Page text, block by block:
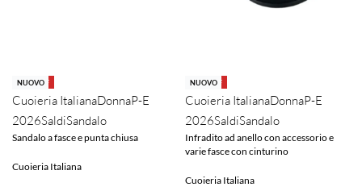
-40% OFF
NUOVO
Cuoieria ItalianaDonnaP-E
2026SaldiSandalo
Sandalo a fasce e punta chiusa
Cuoieria Italiana
-40% OFF
NUOVO
Cuoieria ItalianaDonnaP-E
2026SaldiSandalo
Infradito ad anello con accessorio e
varie fasce con cinturino
Cuoieria Italiana